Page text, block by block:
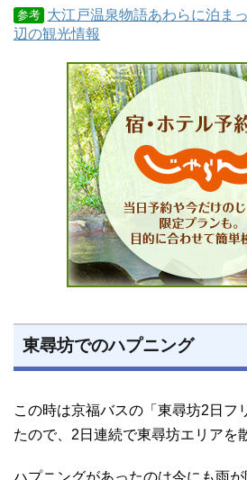
参考 大江戸温泉物語あわらに泊ま
辺の観光情報
東尋坊でのハプニング
この時は京福バスの「東尋坊2日フ
たので、2日連続で東尋坊エリアを
ハプニングがあったのは今にも雨